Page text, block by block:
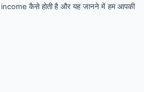
कैसे होती है और यह जानने में हम आपकी